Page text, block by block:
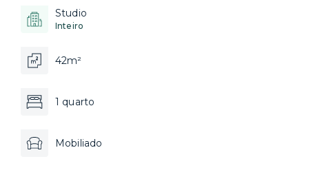
Studio
Inteiro
42m²
1 quarto
Mobiliado